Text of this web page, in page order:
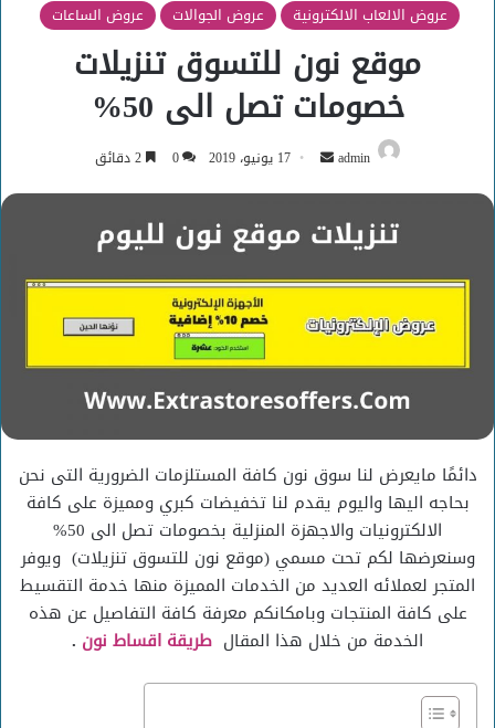
عروض الالعاب الالكترونية
عروض الجوالات عروض الساعات
موقع نون للتسوق تنزيلات
خصومات تصل الى 50%
admin
أرسل 17 يونيو، 2019 0
دائمًا مايعرض لنا سوق نون كافة المستلزمات الضرورية التى نحن
بحاجه اليها واليوم يقدم لنا تخفيضات كبري ومميزة على كافة
الالكترونيات والاجهزة المنزلية بخصومات تصل الى 50%
وسنعرضها لكم تحت مسمي (موقع نون للتسوق تنزيلات) ويوفر
المتجر لعملائه العديد من الخدمات المميزة منها خدمة التقسيط
على كافة المنتجات وبامكانكم معرفة كافة التفاصيل عن هذه
الخدمة من خلال هذا المقال طريقة اقساط نون .